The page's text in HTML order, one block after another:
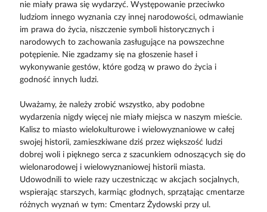
nie miały prawa się wydarzyć. Występowanie przeciwko
ludziom innego wyznania czy innej narodowości, odmawianie
im prawa do życia, niszczenie symboli historycznych i
narodowych to zachowania zasługujące na powszechne
potępienie. Nie zgadzamy się na głoszenie haseł i
wykonywanie gestów, które godzą w prawo do życia i
godność innych ludzi.
Uważamy, że należy zrobić wszystko, aby podobne
wydarzenia nigdy więcej nie miały miejsca w naszym mieście.
Kalisz to miasto wielokulturowe i wielowyznaniowe w całej
swojej historii, zamieszkiwane dziś przez większość ludzi
dobrej woli i pięknego serca z szacunkiem odnoszących się do
wielonarodowej i wielowyznaniowej historii miasta.
Udowodnili to wiele razy uczestnicząc w akcjach socjalnych,
wspierając starszych, karmiąc głodnych, sprzątając cmentarze
różnych wyznań w tym: Cmentarz Żydowski przy ul.